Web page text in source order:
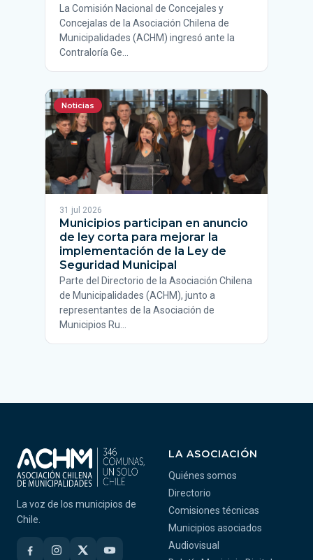
La Comisión Nacional de Concejales y
Concejalas de la Asociación Chilena de
Municipalidades (ACHM) ingresó ante la
Contraloría Ge…
Noticias
31 jul 2026
Municipios participan en anuncio
de ley corta para mejorar la
implementación de la Ley de
Seguridad Municipal
Parte del Directorio de la Asociación Chilena
de Municipalidades (ACHM), junto a
representantes de la Asociación de
Municipios Ru…
La voz de los municipios de
Chile.
LA ASOCIACIÓN
Quiénes somos
Directorio
Comisiones técnicas
Municipios asociados
Audiovisual